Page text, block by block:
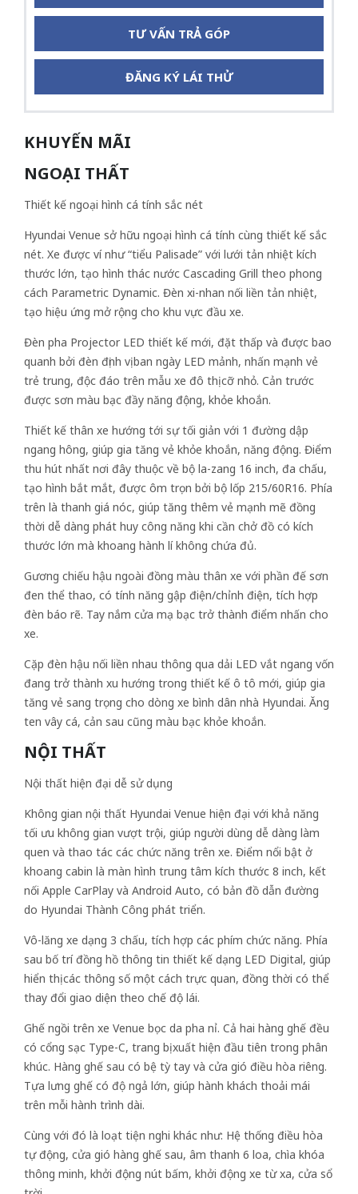
TƯ VẤN TRẢ GÓP
ĐĂNG KÝ LÁI THỬ
KHUYẾN MÃI
NGOẠI THẤT
Thiết kế ngoại hình cá tính sắc nét
Hyundai Venue sở hữu ngoại hình cá tính cùng thiết kế sắc
nét. Xe được ví như “tiểu Palisade” với lưới tản nhiệt kích
thước lớn, tạo hình thác nước Cascading Grill theo phong
cách Parametric Dynamic. Đèn xi-nhan nối liền tản nhiệt,
tạo hiệu ứng mở rộng cho khu vực đầu xe.
Đèn pha Projector LED thiết kế mới, đặt thấp và được bao
quanh bởi đèn định vị ban ngày LED mảnh, nhấn mạnh vẻ
trẻ trung, độc đáo trên mẫu xe đô thị cỡ nhỏ. Cản trước
được sơn màu bạc đầy năng động, khỏe khoắn.
Thiết kế thân xe hướng tới sự tối giản với 1 đường dập
ngang hông, giúp gia tăng vẻ khỏe khoắn, năng động. Điểm
thu hút nhất nơi đây thuộc về bộ la-zang 16 inch, đa chấu,
tạo hình bắt mắt, được ôm trọn bởi bộ lốp 215/60R16. Phía
trên là thanh giá nóc, giúp tăng thêm vẻ mạnh mẽ đồng
thời dễ dàng phát huy công năng khi cần chở đồ có kích
thước lớn mà khoang hành lí không chứa đủ.
Gương chiếu hậu ngoài đồng màu thân xe với phần đế sơn
đen thể thao, có tính năng gập điện/chỉnh điện, tích hợp
đèn báo rẽ. Tay nắm cửa mạ bạc trở thành điểm nhấn cho
xe.
Cặp đèn hậu nối liền nhau thông qua dải LED vắt ngang vốn
đang trở thành xu hướng trong thiết kế ô tô mới, giúp gia
tăng vẻ sang trọng cho dòng xe bình dân nhà Hyundai. Ăng
ten vây cá, cản sau cũng màu bạc khỏe khoắn.
NỘI THẤT
Nội thất hiện đại dễ sử dụng
Không gian nội thất Hyundai Venue hiện đại với khả năng
tối ưu không gian vượt trội, giúp người dùng dễ dàng làm
quen và thao tác các chức năng trên xe. Điểm nổi bật ở
khoang cabin là màn hình trung tâm kích thước 8 inch, kết
nối Apple CarPlay và Android Auto, có bản đồ dẫn đường
do Hyundai Thành Công phát triển.
Vô-lăng xe dạng 3 chấu, tích hợp các phím chức năng. Phía
sau bố trí đồng hồ thông tin thiết kế dạng LED Digital, giúp
hiển thị các thông số một cách trực quan, đồng thời có thể
thay đổi giao diện theo chế độ lái.
Ghế ngồi trên xe Venue bọc da pha nỉ. Cả hai hàng ghế đều
có cổng sạc Type-C, trang bị xuất hiện đầu tiên trong phân
khúc. Hàng ghế sau có bệ tỳ tay và cửa gió điều hòa riêng.
Tựa lưng ghế có độ ngả lớn, giúp hành khách thoải mái
trên mỗi hành trình dài.
Cùng với đó là loạt tiện nghi khác như: Hệ thống điều hòa
tự động, cửa gió hàng ghế sau, âm thanh 6 loa, chìa khóa
thông minh, khởi động nút bấm, khởi động xe từ xa, cửa sổ